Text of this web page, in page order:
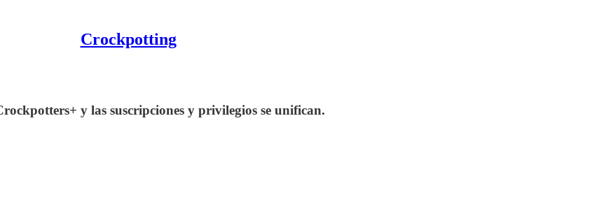
Crockpotting
y las suscripciones y privilegios se unifican.